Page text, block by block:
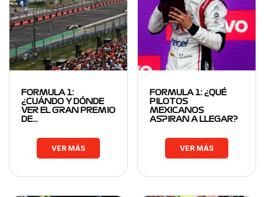
FORMULA 1:
¿CUÁNDO Y DÓNDE
VER EL GRAN PREMIO
DE…
VER MÁS
FORMULA 1: ¿QUÉ
PILOTOS
MEXICANOS
ASPIRAN A LLEGAR?
VER MÁS